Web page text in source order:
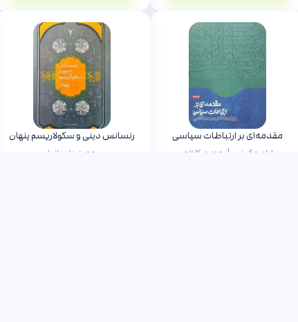
مقدمه‌ای بر ارتباطات سیاسی
برایان مک نیر | مهدی کاظمی
رنسانس دینی و سکولاریسم پنهان
حمید پارسانیا